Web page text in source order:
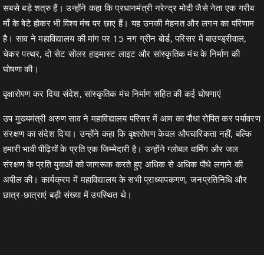
सबसे बड़े शत्रु हैं। उन्होंने कहा कि प्रधानमंत्री नरेन्द्र मोदी जैसे नेता एक गरीब
माँ के बेटे होकर भी विश्व मंच पर छाए हैं। यह उनकी मेहनत और लगन का परिणाम
है। साव ने महाविद्यालय की मांग पर 15 नग ग्रीन बोर्ड, परिसर में बाउण्ड्रीवाल,
चेकर पत्थर, दो सेट सोलर हाइमास्ट लाइट और सांस्कृतिक मंच के निर्माण की
घोषणा की।
वृक्षारोपण कर दिया संदेश, सांस्कृतिक मंच निर्माण सहित की कई घोषणाएं
उप मुख्यमंत्री अरुण साव ने महाविद्यालय परिसर में आम का पौधा रोपित कर पर्यावरण
संरक्षण का संदेश दिया। उन्होंने कहा कि वृक्षारोपण केवल औपचारिकता नहीं, बल्कि
हमारी भावी पीढ़ियों के प्रति एक जिम्मेदारी है। उन्होंने ग्लोबल वार्मिंग और जल
संरक्षण के प्रति युवाओं को जागरूक करते हुए अधिक से अधिक पौधे लगाने की
अपील की। कार्यक्रम में महाविद्यालय के सभी प्राध्यापकगण, जनप्रतिनिधि और
छात्र-छात्राएं बड़ी संख्या में उपस्थित थे।